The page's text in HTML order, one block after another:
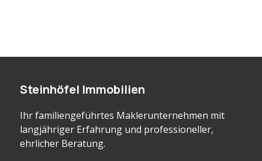
Steinhöfel Immobilien
Ihr familiengeführtes Maklerunternehmen mit
langjähriger Erfahrung und professioneller,
ehrlicher Beratung.